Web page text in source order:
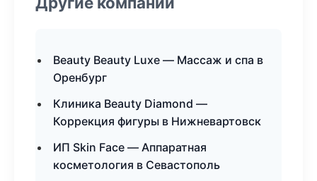
Beauty Beauty Luxe — Массаж и спа в
Оренбург
Клиника Beauty Diamond —
Коррекция фигуры в Нижневартовск
ИП Skin Face — Аппаратная
косметология в Севастополь